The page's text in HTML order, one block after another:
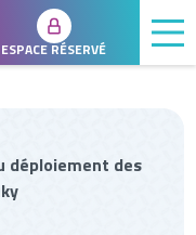
ESPACE RÉSERVÉ
déploiement des